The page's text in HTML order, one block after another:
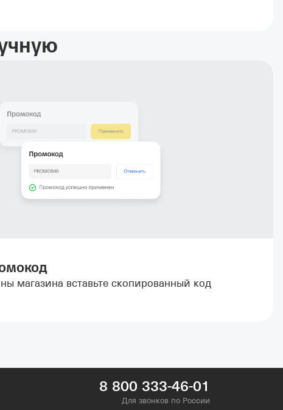
магазина вставьте скопированный код
8 800 333-46-01
Для звонков по России